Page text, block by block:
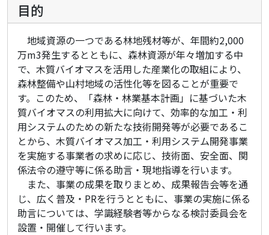
目的
地域資源の一つである林地残材等が、年間約2,000
万m3発生するとともに、森林資源が年々増加する中
で、木質バイオマスを活用した産業化の取組により、
森林整備や山村地域の活性化等を図ることが重要で
す。このため、「森林・林業基本計画」に基づいた木
質バイオマスの利用拡大に向けて、効率的な加工・利
用システムのための新たな技術開発等が必要であるこ
とから、木質バイオマス加工・利用システム開発事業
を実施する事業者の求めに応じ、技術面、安全面、関
係法令の遵守等に係る助言・現地指導を行います。
また、事業の成果を取りまとめ、成果報告会等を通
じ、広く普及・PRを行うとともに、事業の実施に係る
助言については、学識経験者等からなる検討委員会を
設置・開催して行います。